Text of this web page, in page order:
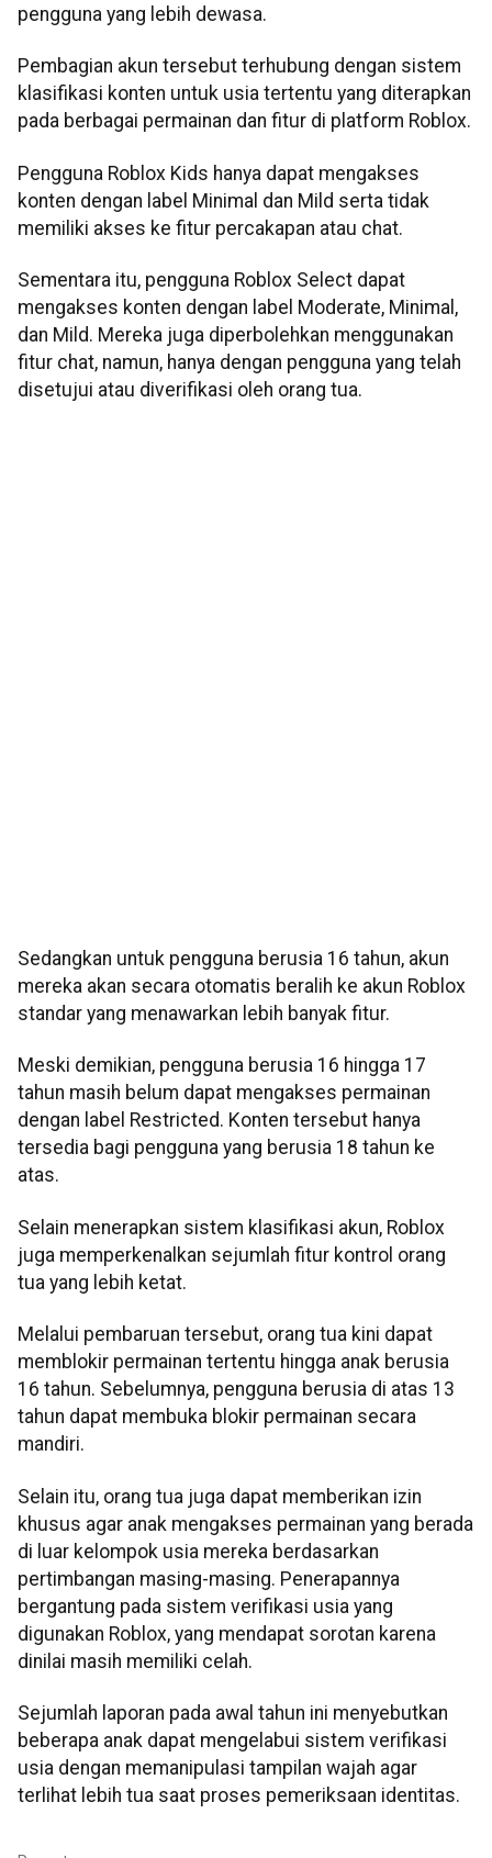
pengguna yang lebih dewasa.
Pembagian akun tersebut terhubung dengan sistem
klasifikasi konten untuk usia tertentu yang diterapkan
pada berbagai permainan dan fitur di platform Roblox.
Pengguna Roblox Kids hanya dapat mengakses
konten dengan label Minimal dan Mild serta tidak
memiliki akses ke fitur percakapan atau chat.
Sementara itu, pengguna Roblox Select dapat
mengakses konten dengan label Moderate, Minimal,
dan Mild. Mereka juga diperbolehkan menggunakan
fitur chat, namun, hanya dengan pengguna yang telah
disetujui atau diverifikasi oleh orang tua.
Sedangkan untuk pengguna berusia 16 tahun, akun
mereka akan secara otomatis beralih ke akun Roblox
standar yang menawarkan lebih banyak fitur.
Meski demikian, pengguna berusia 16 hingga 17
tahun masih belum dapat mengakses permainan
dengan label Restricted. Konten tersebut hanya
tersedia bagi pengguna yang berusia 18 tahun ke
atas.
Selain menerapkan sistem klasifikasi akun, Roblox
juga memperkenalkan sejumlah fitur kontrol orang
tua yang lebih ketat.
Melalui pembaruan tersebut, orang tua kini dapat
memblokir permainan tertentu hingga anak berusia
16 tahun. Sebelumnya, pengguna berusia di atas 13
tahun dapat membuka blokir permainan secara
mandiri.
Selain itu, orang tua juga dapat memberikan izin
khusus agar anak mengakses permainan yang berada
di luar kelompok usia mereka berdasarkan
pertimbangan masing-masing. Penerapannya
bergantung pada sistem verifikasi usia yang
digunakan Roblox, yang mendapat sorotan karena
dinilai masih memiliki celah.
Sejumlah laporan pada awal tahun ini menyebutkan
beberapa anak dapat mengelabui sistem verifikasi
usia dengan memanipulasi tampilan wajah agar
terlihat lebih tua saat proses pemeriksaan identitas.